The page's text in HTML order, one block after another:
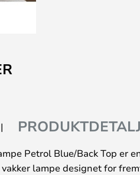
Petrol Blue/Back Top er
lampe designet for